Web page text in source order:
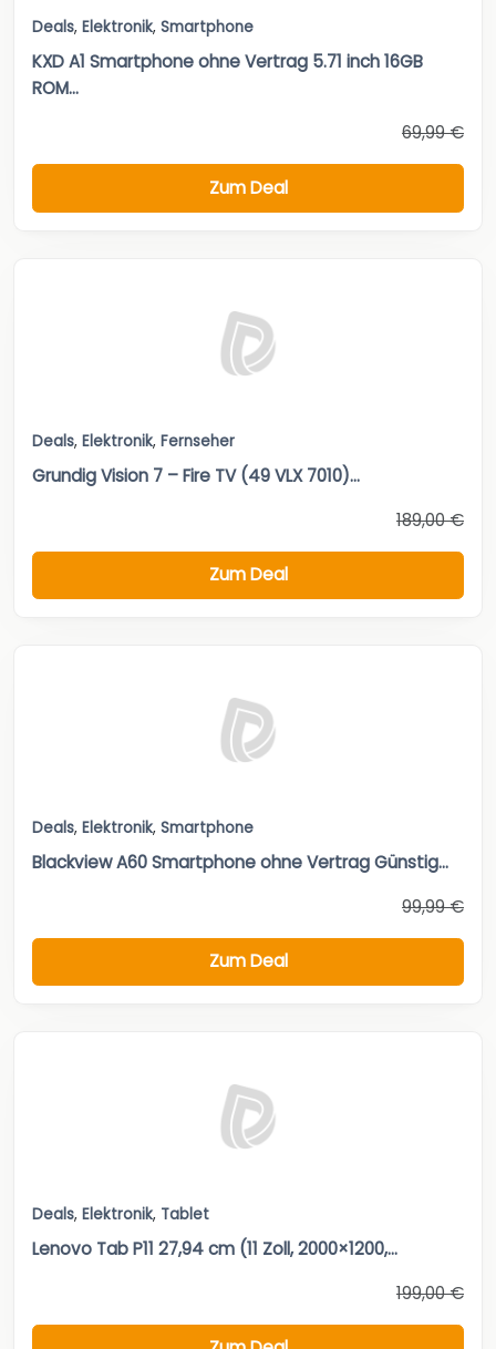
Deals, Elektronik, Smartphone
KXD A1 Smartphone ohne Vertrag 5.71 inch 16GB
ROM...
69,99 €
Zum Deal
Deals, Elektronik, Fernseher
Grundig Vision 7 – Fire TV (49 VLX 7010)...
189,00 €
Zum Deal
Deals, Elektronik, Smartphone
Blackview A60 Smartphone ohne Vertrag Günstig...
99,99 €
Zum Deal
Deals, Elektronik, Tablet
Lenovo Tab P11 27,94 cm (11 Zoll, 2000×1200,...
199,00 €